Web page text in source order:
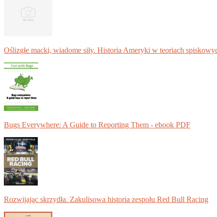
Oślizgłe macki, wiadome siły. Historia Ameryki w teoriach
Bugs Everywhere: A Guide to Reporting Them - ebook PDF
Rozwijając skrzydła. Zakulisowa historia zespołu Red Bull Racing